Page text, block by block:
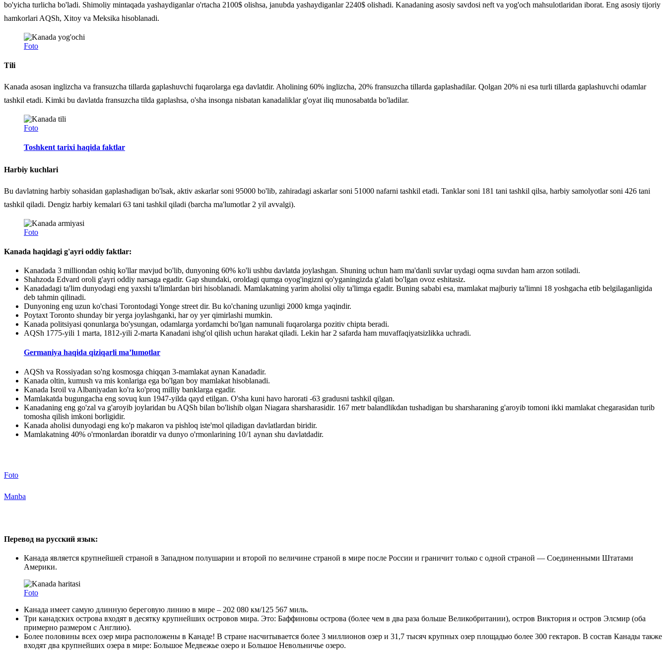
bo'yicha turlicha bo'ladi. Shimoliy mintaqada yashaydiganlar o'rtacha 2100$ olishsa, janubda yashaydiganlar 2240$ olishadi. Kanadaning asosiy savdosi neft va yog'och mahsulotlaridan iborat. Eng asosiy tijoriy
hamkorlari AQSh, Xitoy va Meksika hisoblanadi.
Foto
Tili
Kanada asosan inglizcha va fransuzcha tillarda gaplashuvchi fuqarolarga ega davlatdir. Aholining 60% inglizcha, 20% fransuzcha tillarda gaplashadilar. Qolgan 20% ni esa turli tillarda gaplashuvchi odamlar
tashkil etadi. Kimki bu davlatda fransuzcha tilda gaplashsa, o'sha insonga nisbatan kanadaliklar g'oyat iliq munosabatda bo'ladilar.
Foto
Toshkent tarixi haqida faktlar
Harbiy kuchlari
Bu davlatning harbiy sohasidan gaplashadigan bo'lsak, aktiv askarlar soni 95000 bo'lib, zahiradagi askarlar soni 51000 nafarni tashkil etadi. Tanklar soni 181 tani tashkil qilsa, harbiy samolyotlar soni 426 tani
tashkil qiladi. Dengiz harbiy kemalari 63 tani tashkil qiladi (barcha ma'lumotlar 2 yil avvalgi).
Foto
Kanada haqidagi g'ayri oddiy faktlar:
Kanadada 3 milliondan oshiq ko'llar mavjud bo'lib, dunyoning 60% ko'li ushbu davlatda joylashgan. Shuning uchun ham ma'danli suvlar uydagi oqma suvdan ham arzon sotiladi.
Shahzoda Edvard oroli g'ayri oddiy narsaga egadir. Gap shundaki, oroldagi qumga oyog'ingizni qo'yganingizda g'alati bo'lgan ovoz eshitasiz.
Kanadadagi ta'lim dunyodagi eng yaxshi ta'limlardan biri hisoblanadi. Mamlakatning yarim aholisi oliy ta'limga egadir. Buning sababi esa, mamlakat majburiy ta'limni 18 yoshgacha etib belgilaganligida
deb tahmin qilinadi.
Dunyoning eng uzun ko'chasi Torontodagi Yonge street dir. Bu ko'chaning uzunligi 2000 kmga yaqindir.
Poytaxt Toronto shunday bir yerga joylashganki, har oy yer qimirlashi mumkin.
Kanada politsiyasi qonunlarga bo'ysungan, odamlarga yordamchi bo'lgan namunali fuqarolarga pozitiv chipta beradi.
AQSh 1775-yili 1 marta, 1812-yili 2-marta Kanadani ishg'ol qilish uchun harakat qiladi. Lekin har 2 safarda ham muvaffaqiyatsizlikka uchradi.
Germaniya haqida qiziqarli ma’lumotlar
AQSh va Rossiyadan so'ng kosmosga chiqqan 3-mamlakat aynan Kanadadir.
Kanada oltin, kumush va mis konlariga ega bo'lgan boy mamlakat hisoblanadi.
Kanada Isroil va Albaniyadan ko'ra ko'proq milliy banklarga egadir.
Mamlakatda bugungacha eng sovuq kun 1947-yilda qayd etilgan. O'sha kuni havo harorati -63 gradusni tashkil qilgan.
Kanadaning eng go'zal va g'aroyib joylaridan bu AQSh bilan bo'lishib olgan Niagara sharsharasidir. 167 metr balandlikdan tushadigan bu sharsharaning g'aroyib tomoni ikki mamlakat chegarasidan turib
tomosha qilish imkoni borligidir.
Kanada aholisi dunyodagi eng ko'p makaron va pishloq iste'mol qiladigan davlatlardan biridir.
Mamlakatning 40% o'rmonlardan iboratdir va dunyo o'rmonlarining 10/1 aynan shu davlatdadir.
Foto
Manba
Перевод на русский язык:
Канада является крупнейшей страной в Западном полушарии и второй по величине страной в мире после России и граничит только с одной страной — Соединенными Штатами
Америки.
Foto
Канада имеет самую длинную береговую линию в мире – 202 080 км/125 567 миль.
Три канадских острова входят в десятку крупнейших островов мира. Это: Баффиновы острова (более чем в два раза больше Великобритании), остров Виктория и остров Элсмир (оба
примерно размером с Англию).
Более половины всех озер мира расположены в Канаде! В стране насчитывается более 3 миллионов озер и 31,7 тысяч крупных озер площадью более 300 гектаров. В состав Канады также
входят два крупнейших озера в мире: Большое Медвежье озеро и Большое Невольничье озеро.